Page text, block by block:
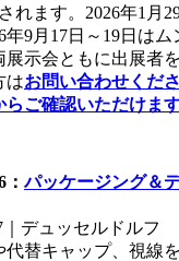
れます。 2026年1月
年9月17日～19日は
展示会ともに出展者
はお問い合わせくださ
らご確認いただけます
：パッケージング＆
｜デュッセルドルフ
替キャップ、視線